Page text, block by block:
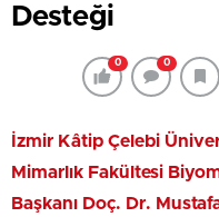
Desteği
0 0
İzmir Kâtip Çelebi
Mimarlık Fakültesi
Başkanı Doç. Dr.